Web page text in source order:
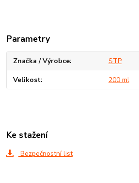
Parametry
Značka / Výrobce STP
Velikost 200 ml
Ke stažení
Bezpečnostní list